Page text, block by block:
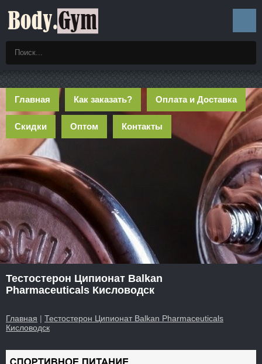
Главная Как заказать? Оплата и Доставка
Скидки Оптом Контакты
Тестостерон Ципионат Balkan
Pharmaceuticals Кисловодск
Главная | Тестостерон Ципионат Balkan Pharmaceuticals
Кисловодск